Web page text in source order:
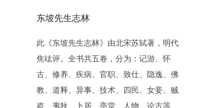
东坡先生志林
此《东坡先生志林》由北宋苏轼著，明代
焦竑评。全书共五卷，分为：记游、怀
古、修养、疾病、官职、致仕、隐逸、佛
教、道释、异事、技术、四民、女妾、贼
盗、夷狄、卜居、亭堂、人物、论古等